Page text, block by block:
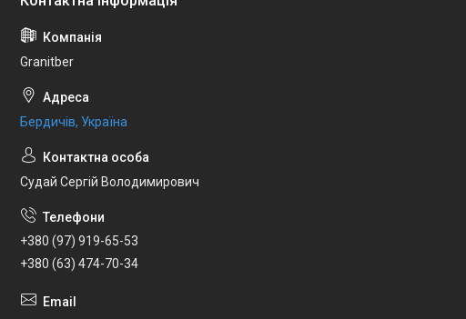
Granitber
Бердичів, Україна
Судай Сергій Володимирович
+380 (97) 919-65-53
+380 (63) 474-70-34